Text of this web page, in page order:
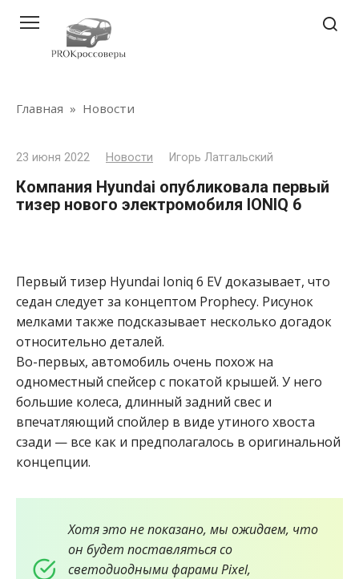
контенту
Главная » Новости
23 июня 2022 Новости Игорь Латгальский
Компания Hyundai опубликовала первый
тизер нового электромобиля IONIQ 6
Первый тизер Hyundai Ioniq 6 EV доказывает, что
седан следует за концептом Prophecy. Рисунок
мелками также подсказывает несколько догадок
относительно деталей.
Во-первых, автомобиль очень похож на
одноместный спейсер с покатой крышей. У него
большие колеса, длинный задний свес и
впечатляющий спойлер в виде утиного хвоста
сзади — все как и предполагалось в оригинальной
концепции.
Хотя это не показано, мы ожидаем, что
он будет поставляться со
светодиодными фарами Pixel,